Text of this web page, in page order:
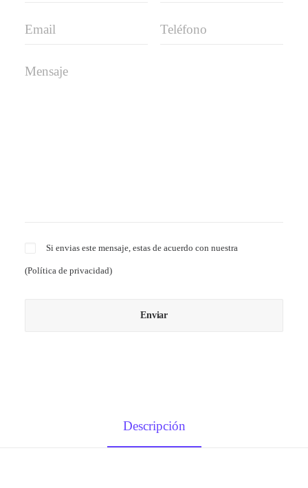
Si envias este mensaje, estas de acuerdo con nuestra
(Política de privacidad)
Descripción